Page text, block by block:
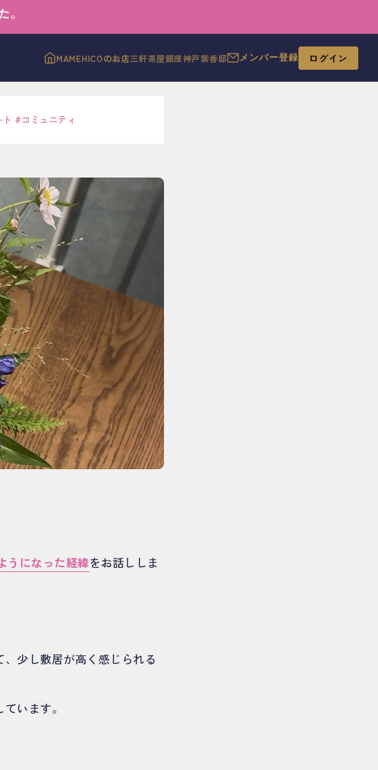
。
MAMEHICOのお店三軒茶屋銀座神戸紫香邸 メンバー登録 ログイン
#コミュニティ
うになった経緯をお話ししま
、少し敷居が高く感じられる
います。